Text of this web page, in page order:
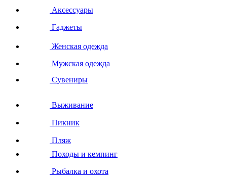
Аксессуары
Гаджеты
Женская одежда
Мужская одежда
Сувениры
Выживание
Пикник
Пляж
Походы и кемпинг
Рыбалка и охота